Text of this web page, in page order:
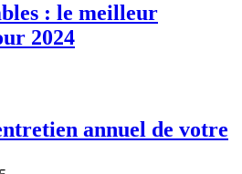
: le meilleur
2024
annuel de votre